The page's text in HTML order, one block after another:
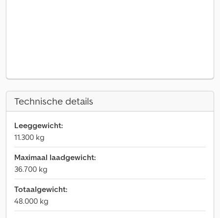
Technische details
Leeggewicht:
11.300 kg
Maximaal laadgewicht:
36.700 kg
Totaalgewicht:
48.000 kg